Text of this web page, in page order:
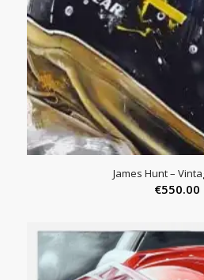
James Hunt –
€550.00